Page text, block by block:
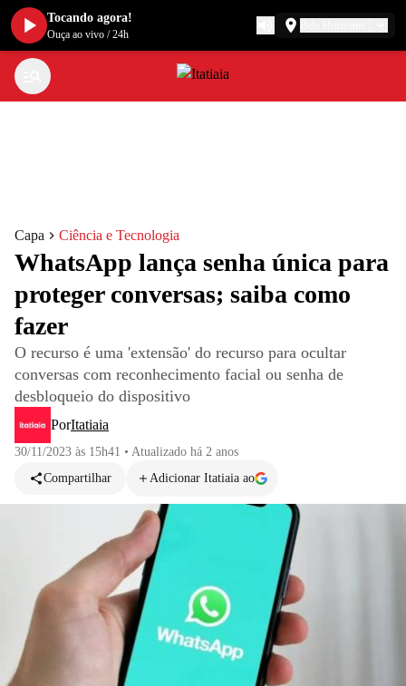
Capa Ciência e Tecnologia
WhatsApp lança senha única para
proteger conversas; saiba como
fazer
O recurso é uma 'extensão' do recurso para ocultar
conversas com reconhecimento facial ou senha de
desbloqueio do dispositivo
PorItatiaia
30/11/2023 às 15h41 • Atualizado há 2 anos
Compartilhar
Adicionar Itatiaia ao
Tocando agora!
Ouça ao vivo /24h